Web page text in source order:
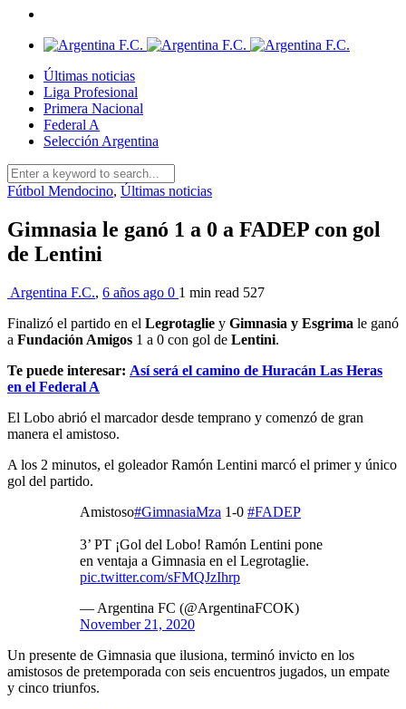
Últimas noticias
Liga Profesional
Primera Nacional
Federal A
Selección Argentina
Fútbol Mendocino, Últimas noticias
Gimnasia le ganó 1 a 0 a FADEP con gol
de Lentini
Argentina F.C., 6 años ago 0 1 min read 527
Finalizó el partido en el Legrotaglie y Gimnasia y Esgrima le ganó
a Fundación Amigos 1 a 0 con gol de Lentini.
Te puede interesar: Así será el camino de Huracán Las Heras
en el Federal A
El Lobo abrió el marcador desde temprano y comenzó de gran
manera el amistoso.
A los 2 minutos, el goleador Ramón Lentini marcó el primer y único
gol del partido.
Amistoso#GimnasiaMza 1-0 #FADEP
3’ PT ¡Gol del Lobo! Ramón Lentini pone
en ventaja a Gimnasia en el Legrotaglie.
pic.twitter.com/sFMQJzIhrp
— Argentina FC (@ArgentinaFCOK)
November 21, 2020
Un presente de Gimnasia que ilusiona, terminó invicto en los
amistosos de pretemporada con seis encuentros jugados, un empate
y cinco triunfos.